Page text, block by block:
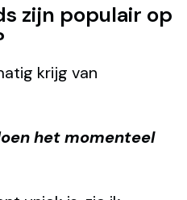
zijn populair op
krijg van
het momenteel